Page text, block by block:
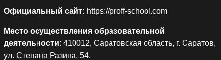
Официальный сайт: https://proff-school.com
Место осуществления образовательной
деятельности: 410012, Саратовская область, г. Саратов,
ул. Степана Разина, 54.